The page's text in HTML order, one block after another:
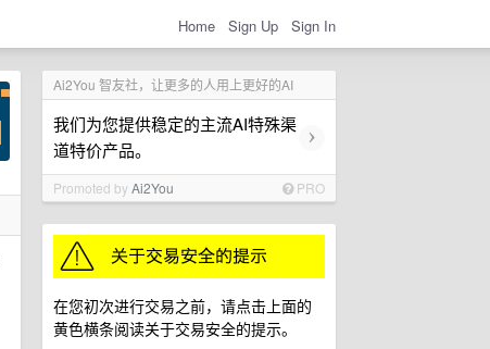
Home Sign Up Sign In
Ai2You 智友社，让更多的人用上更好的AI
我们为您提供稳定的主流AI特殊渠
道特价产品。
›
Promoted byAi2You PRO
在您初次进行交易之前，请点击上面的
黄色横条阅读关于交易安全的提示。